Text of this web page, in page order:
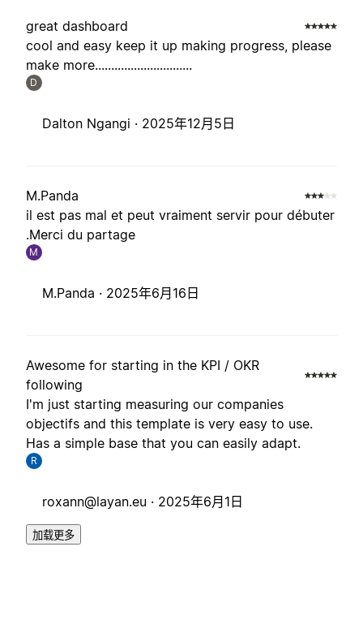
great dashboard
cool and easy keep it up making progress, please
make more..............................
D
Dalton Ngangi · 2025年12月5日
M.Panda
il est pas mal et peut vraiment servir pour débuter
.Merci du partage
M
M.Panda · 2025年6月16日
Awesome for starting in the KPI / OKR
following
I'm just starting measuring our companies
objectifs and this template is very easy to use.
Has a simple base that you can easily adapt.
R
roxann@layan.eu · 2025年6月1日
加载更多